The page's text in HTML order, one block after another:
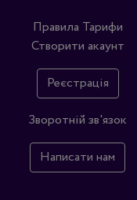
Правила Тарифи
Створити акаунт
Реєстрація
Зворотній зв'язок
Написати нам